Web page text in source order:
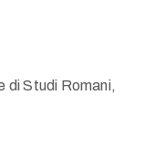
di Studi Romani,